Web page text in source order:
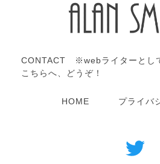
CONTACT ※webライターとし
こちらへ、どうぞ！
HOME プライバ